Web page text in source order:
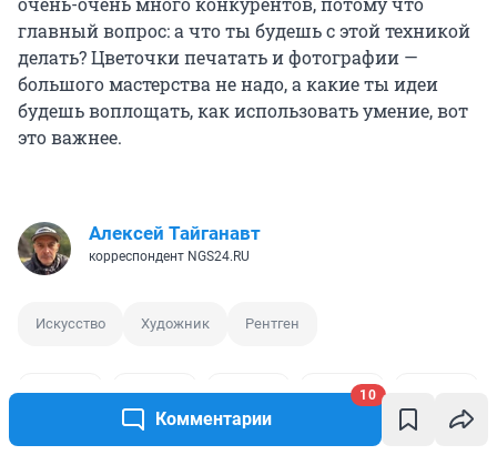
Комментарии
10
главный вопрос: а что ты будешь с этой техникой
делать? Цветочки печатать и фотографии —
большого мастерства не надо, а какие ты идеи
будешь воплощать, как использовать умение, вот
это важнее.
Алексей Тайганавт
корреспондент NGS24.RU
Искусство Художник Рентген
0 2